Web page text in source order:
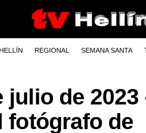
HELLÍN REGIONAL SEMANA SANTA
de 2023
fotógrafo de